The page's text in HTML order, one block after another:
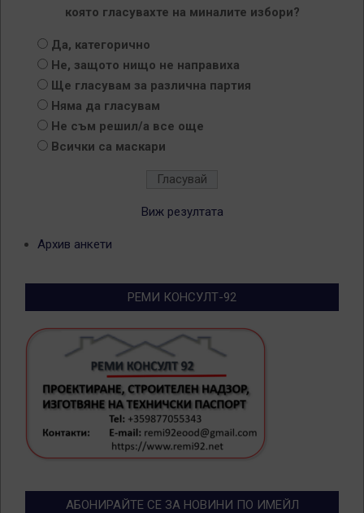
която гласувахте на миналите избори?
Да, категорично
Не, защото нищо не направиха
Ще гласувам за различна партия
Няма да гласувам
Не съм решил/а все още
Всички са маскари
Виж резултата
Архив анкети
РЕМИ КОНСУЛТ-92
АБОНИРАЙТЕ СЕ ЗА НОВИНИ ПО ИМЕЙЛ